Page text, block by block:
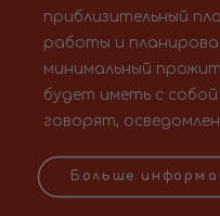
приблизительный
работы и
минимальный
будет иметь с собой
говорят,
Больше